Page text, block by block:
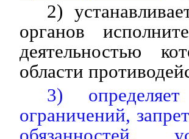
2)
органов
деятельностью
области
3)
ограничений,